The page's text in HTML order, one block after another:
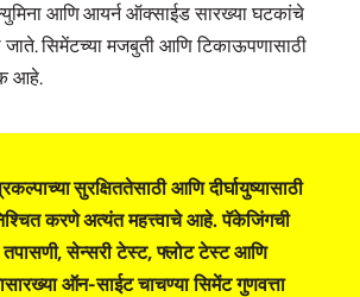
आणि आयर्न ऑक्साईड सारख्या घटकांचे
सिमेंटच्या मजबुती आणि टिकाऊपणासाठी
आहे.
सुरक्षिततेसाठी आणि दीर्घायुष्यासाठी
करणे अत्यंत महत्त्वाचे आहे. पॅकेजिंगची
सेन्सरी टेस्ट, फ्लोट टेस्ट आणि
ऑन-साईट चाचण्या सिमेंट गुणवत्ता